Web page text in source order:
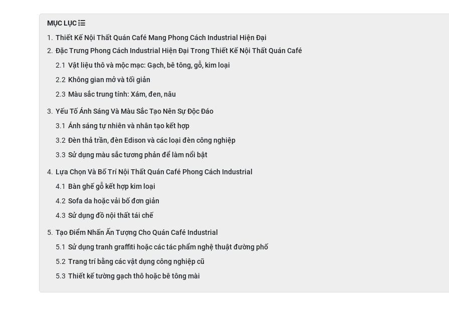
MỤC LỤC
Thiết Kế Nội Thất Quán Café Mang Phong Cách Industrial Hiện Đại
Đặc Trưng Phong Cách Industrial Hiện Đại Trong Thiết Kế Nội Thất Quán Café
Vật liệu thô và mộc mạc: Gạch, bê tông, gỗ, kim loại
Không gian mở và tối giản
Màu sắc trung tính: Xám, đen, nâu
Yếu Tố Ánh Sáng Và Màu Sắc Tạo Nên Sự Độc Đáo
Ánh sáng tự nhiên và nhân tạo kết hợp
Đèn thả trần, đèn Edison và các loại đèn công nghiệp
Sử dụng màu sắc tương phản để làm nổi bật
Lựa Chọn Và Bố Trí Nội Thất Quán Café Phong Cách Industrial
Bàn ghế gỗ kết hợp kim loại
Sofa da hoặc vải bố đơn giản
Sử dụng đồ nội thất tái chế
Tạo Điểm Nhấn Ấn Tượng Cho Quán Café Industrial
Sử dụng tranh graffiti hoặc các tác phẩm nghệ thuật đường phố
Trang trí bằng các vật dụng công nghiệp cũ
Thiết kế tường gạch thô hoặc bê tông mài